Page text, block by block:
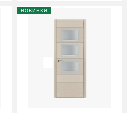
НОВИНКИ